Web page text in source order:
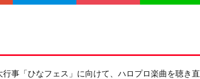
事「ひなフェス」に向けて、ハロプロ楽曲を聴き直